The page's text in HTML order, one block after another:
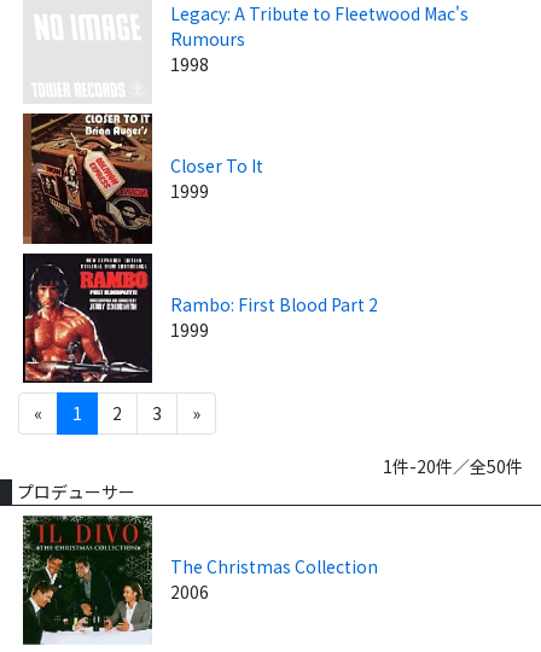
Legacy: A Tribute to Fleetwood Mac's
Rumours
1998
Closer To It
1999
Rambo: First Blood Part 2
1999
« 1 2 3 »
1件-20件／全50件
プロデューサー
The Christmas Collection
2006